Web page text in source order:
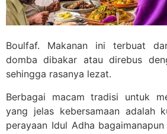
Boulfaf. Makanan ini terbuat
domba dibakar atau direbus
sehingga rasanya lezat.
Berbagai macam tradisi untuk
yang jelas kebersamaan adalah
perayaan Idul Adha